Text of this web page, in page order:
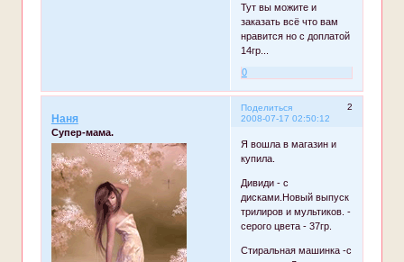
Тут вы можите и
заказать всё что вам
нравится но с доплатой
14гр...
0
Поделиться
2
2008-07-17 02:50:12
Наня
Супер-мама.
Я вошла в магазин и
купила.
Дивиди - с
дисками.Новый выпуск
трилиров и мультиков. -
серого цвета - 37гр.
Стиральная машинка -с